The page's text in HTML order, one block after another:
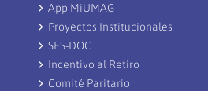
App MiUMAG
Proyectos Institucionales
SES-DOC
Incentivo al Retiro
Comité Paritario